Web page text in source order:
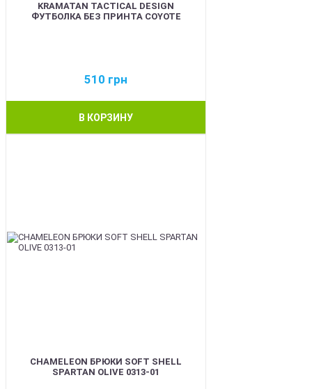
KRAMATAN TACTICAL DESIGN
ФУТБОЛКА БЕЗ ПРИНТА COYOTE
510 грн
В КОРЗИНУ
CHAMELEON БРЮКИ SOFT SHELL
SPARTAN OLIVE 0313-01